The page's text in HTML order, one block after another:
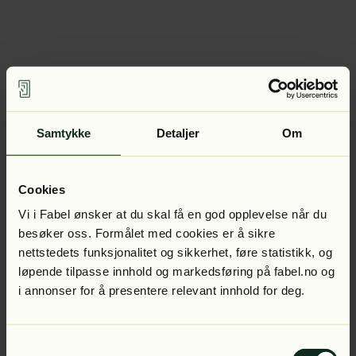
Samtykke Detaljer Om
Cookies
Vi i Fabel ønsker at du skal få en god opplevelse når du
besøker oss. Formålet med cookies er å sikre
nettstedets funksjonalitet og sikkerhet, føre statistikk, og
løpende tilpasse innhold og markedsføring på fabel.no og
i annonser for å presentere relevant innhold for deg.